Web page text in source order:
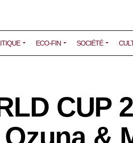
ECO-FIN SOCIÉTÉ
CUP